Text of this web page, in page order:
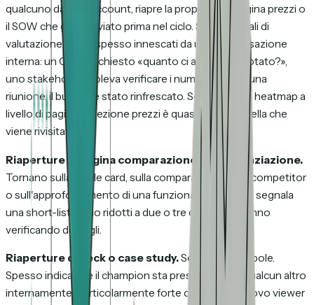
qualcuno dal suo account, riapre la proposta, la pagina prezzi o
il SOW che gli hai inviato prima nel ciclo. Sono segnali di
valutazione attiva, spesso innescati da una conversazione
interna: un CFO ha chiesto «quanto ci avevano quotato?»,
uno stakeholder voleva verificare i numeri prima di una
riunione, il budget è stato rinfrescato. Se esiste una heatmap a
livello di pagina, la sezione prezzi è quasi sempre quella che
viene rivisitata.
Riaperture di pagina comparazione o differenziazione.
Tornano sulla battle card, sulla comparazione con i competitor
o sull'approfondimento di una funzionalità. Di solito segnala
una short-list: sono ridotti a due o tre opzioni e stanno
verificando dettagli.
Riaperture di deck o case study.Segnale più debole.
Spesso indica che il champion sta presentando a qualcun altro
internamente. Particolarmente forte quando un
nuovo viewer